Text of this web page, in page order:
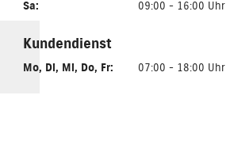
Sa: 09:00 - 16:00 Uhr
Kundendienst
Mo, Di, Mi, Do, Fr: 07:00 - 18:00 Uhr